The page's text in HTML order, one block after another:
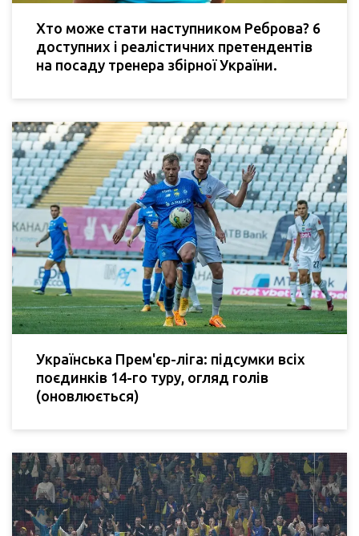
Хто може стати наступником Реброва? 6
доступних і реалістичних претендентів
на посаду тренера збірної України.
Українська Прем'єр-ліга: підсумки всіх
поєдинків 14-го туру, огляд голів
(оновлюється)